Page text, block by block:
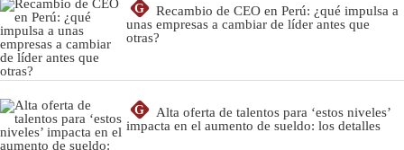
G
Recambio de CEO en Perú: ¿qué impulsa a
unas empresas a cambiar de líder antes que
otras?
G
Alta oferta de talentos para ‘estos niveles’
impacta en el aumento de sueldo: los detalles